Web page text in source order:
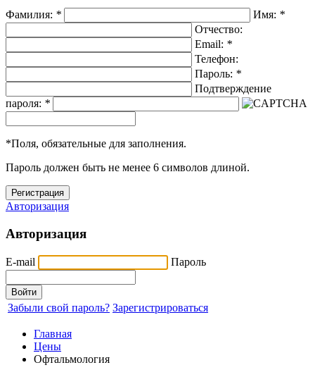
Фамилия: * Имя: *
Отчество:
Email: *
Телефон:
Пароль: *
Подтверждение
пароля: *
*Поля, обязательные для заполнения.
Пароль должен быть не менее 6 символов длиной.
Авторизация
Авторизация
E-mail Пароль
Забыли свой пароль? Зарегистрироваться
Главная
Цены
Офтальмология